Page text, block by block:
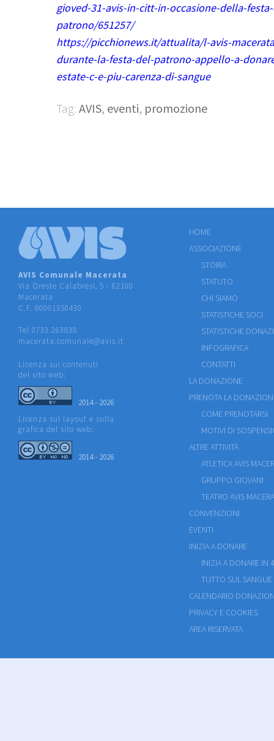
gioved-31-avis-in-citt-in-occasione-della-
patrono/651257/
https://picchionews.it/attualita/l-avis-
durante-la-festa-del-patrono-appello-a-
estate-c-e-piu-carenza-di-sangue
Tag: AVIS, eventi, promozione
AVIS Comunale Macerata
Via Oreste Calabresi, 5 - 62100
Macerata
C.F. 80001350430
Tel 0733.263838
macerata.comunale@avis.it
Licenza sui contenuti
del sito web:
2014 - 2026
Licenza sul layout e sulla
grafica del sito web:
2014 - 2026
HOME
ASSOCIAZIONE
STORIA
STATUTO
CHI SIAMO
STATISTICHE SOCI
STATISTICHE
INFOGRAFICA
CONTATTI
LA DONAZIONE
PRENOTA LA
COME PRENOTARSI
MOTIVI DI
ALTRE ATTIVITÀ
ATLETICA AVIS
GRUPPO GIOVANI
TEATRO AVIS
CONVENZIONI
EVENTI
INIZIA A DONARE
INIZIA A DONARE IN
TUTTO SUL SANGUE
CALENDARIO
PRIVACY E COOKIES
AREA RISERVATA